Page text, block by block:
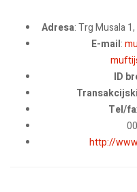
Adresa: Trg Musala
E-mail:
ID
Tel/
http://